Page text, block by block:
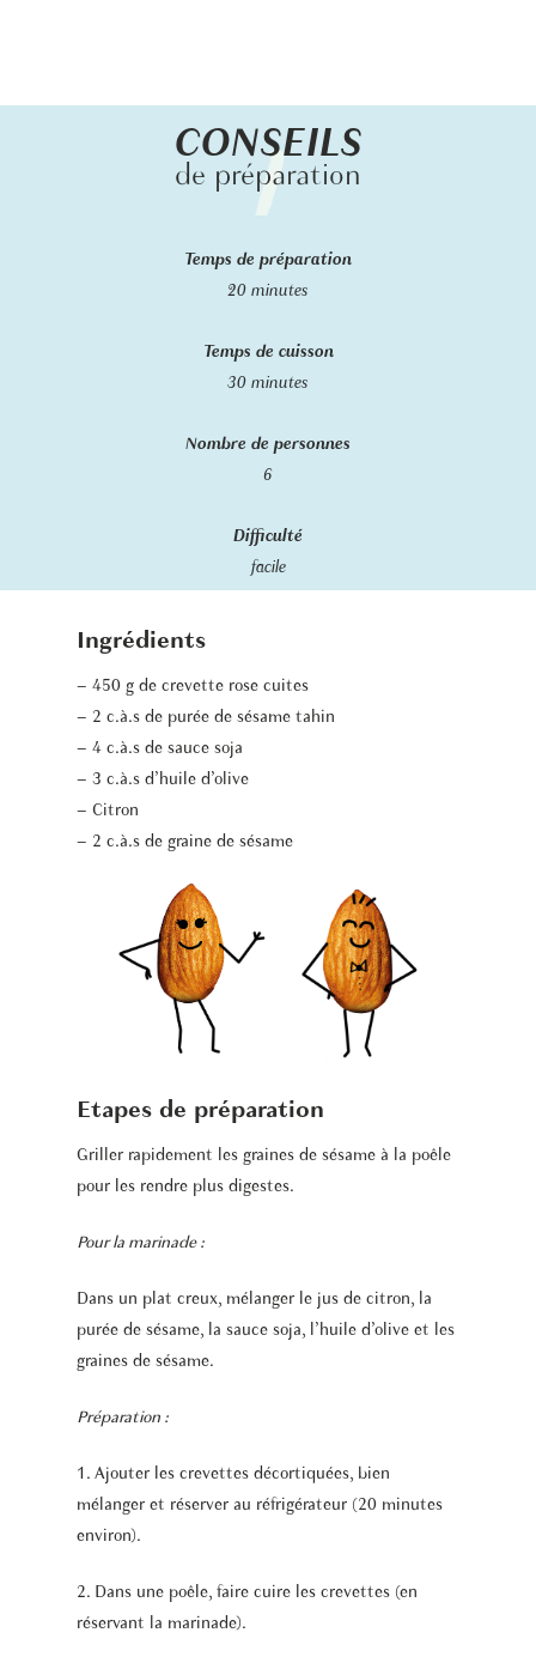
CONSEILS
de préparation
Temps de préparation
20 minutes
Temps de cuisson
30 minutes
Nombre de personnes
6
Difficulté
facile
Ingrédients
– 450 g de crevette rose cuites
– 2 c.à.s de purée de sésame tahin
– 4 c.à.s de sauce soja
– 3 c.à.s d’huile d’olive
– Citron
– 2 c.à.s de graine de sésame
Etapes de préparation
Griller rapidement les graines de sésame à la poêle
pour les rendre plus digestes.
Pour la marinade :
Dans un plat creux, mélanger le jus de citron, la
purée de sésame, la sauce soja, l’huile d’olive et les
graines de sésame.
Préparation :
1. Ajouter les crevettes décortiquées, bien
mélanger et réserver au réfrigérateur (20 minutes
environ).
2. Dans une poêle, faire cuire les crevettes (en
réservant la marinade).